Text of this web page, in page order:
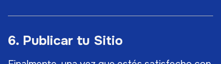
6. Publicar tu Sitio